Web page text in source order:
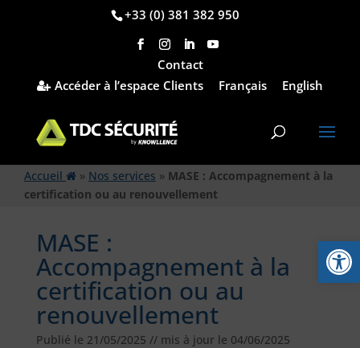
Ouvrir
+33 (0) 381 382 950
Contact
Accéder à l’espace Clients
Français English
Accueil » Nos services » MASE : Accompagnement à la
certification ou au renouvellement
MASE :
Accompagnement à la
certification ou au
renouvellement
Publié le 21/05/2025 // mis à jour le 04/06/2025